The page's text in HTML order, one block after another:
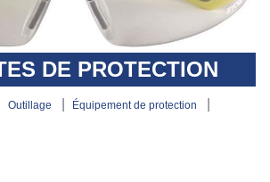
DE PROTECTION
outillage
équipement de protection